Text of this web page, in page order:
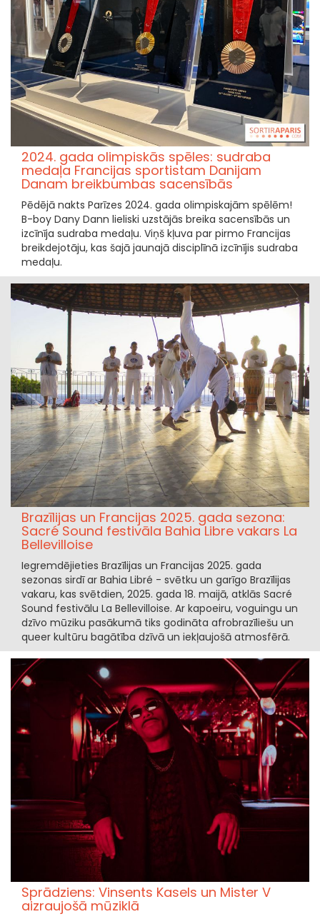
2024. gada olimpiskās spēles: sudraba
medaļa Francijas sportistam Danijam
Danam breikbumbas sacensībās
Pēdējā nakts Parīzes 2024. gada olimpiskajām spēlēm!
B-boy Dany Dann lieliski uzstājās breika sacensībās un
izcīnīja sudraba medaļu. Viņš kļuva par pirmo Francijas
breikdejotāju, kas šajā jaunajā disciplīnā izcīnījis sudraba
medaļu.
Brazīlijas un Francijas 2025. gada sezona:
Sacré Sound festivāla Bahia Libre vakars La
Bellevilloise
Iegremdējieties Brazīlijas un Francijas 2025. gada
sezonas sirdī ar Bahia Libré - svētku un garīgo Brazīlijas
vakaru, kas svētdien, 2025. gada 18. maijā, atklās Sacré
Sound festivālu La Bellevilloise. Ar kapoeiru, voguingu un
dzīvo mūziku pasākumā tiks godināta afrobrazīliešu un
queer kultūru bagātība dzīvā un iekļaujošā atmosfērā.
Sprādziens: Vinsents Kasels un Mister V
aizraujošā mūziklā